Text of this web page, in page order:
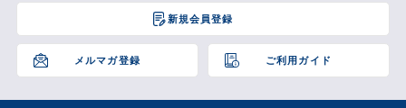
新規会員登録
メルマガ登録 ご利用ガイド
ジト
へ